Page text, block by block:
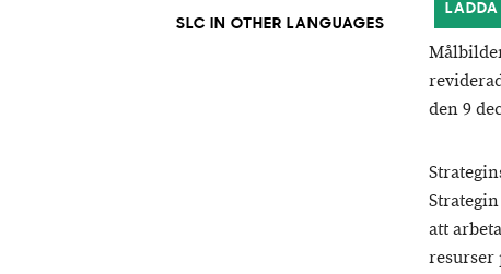
LADDA
den 9
att
resurser
SLC IN OTHER LANGUAGES